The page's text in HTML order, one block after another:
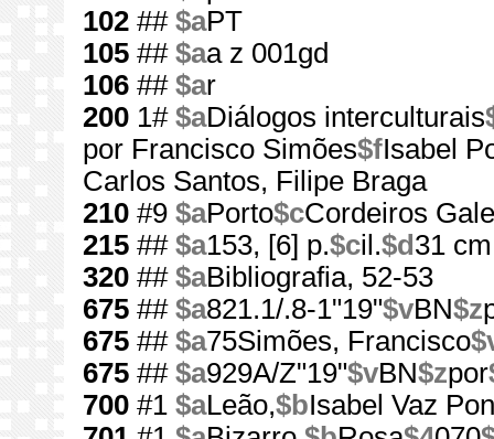
102## $aPT
105## $aa z 001gd
106## $ar
2001# $aDiálogos interculturais
por Francisco Simões$fIsabel
Carlos Santos, Filipe Braga
210#9 $aPorto$cCordeiros
215## $a153, [6] p.$cil.$d 31 cm
320## $aBibliografia, 52-53
675## $a821.1/.8-1"19"$vBN$z
675## $a75Simões, Francisco
675## $a929A/Z"19"$vBN$zpor
700#1 $aLeão,$bIsabel Vaz